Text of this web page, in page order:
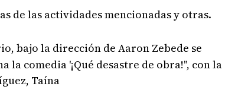
de las actividades mencionadas y otras.
bajo la dirección de Aaron Zebede se
la comedia '¡Qué desastre de obra!", con la
Taína